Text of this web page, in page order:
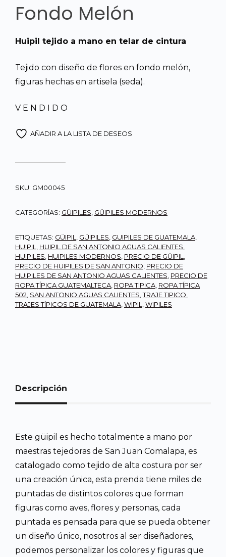
Fondo Melón
Huipil tejido a mano en telar de cintura
Tejido con diseño de flores en fondo melón,
figuras hechas en artisela (seda).
V E N D I D O
AÑADIR A LA LISTA DE DESEOS
SKU: GM00045
CATEGORÍAS: GÜIPILES, GÜIPILES MODERNOS
ETIQUETAS: GÜIPIL, GÜIPILES, GUIPILES DE GUATEMALA,
HUIPIL, HUIPIL DE SAN ANTONIO AGUAS CALIENTES,
HUIPILES, HUIPILES MODERNOS, PRECIO DE GÜIPIL,
PRECIO DE HUIPILES DE SAN ANTONIO, PRECIO DE
HUIPILES DE SAN ANTONIO AGUAS CALIENTES, PRECIO DE
ROPA TÍPICA GUATEMALTECA, ROPA TIPICA, ROPA TÍPICA
502, SAN ANTONIO AGUAS CALIENTES,TRAJE TIPICO,
TRAJES TÍPICOS DE GUATEMALA,WIPIL,WIPILES
Descripción
Este güipil es hecho totalmente a mano por
maestras tejedoras de San Juan Comalapa, es
catalogado como tejido de alta costura por ser
una creación única, esta prenda tiene miles de
puntadas de distintos colores que forman
figuras como aves, flores y personas, cada
puntada es pensada para que se pueda obtener
un diseño único, nosotros al ser diseñadores,
podemos personalizar los colores y figuras que